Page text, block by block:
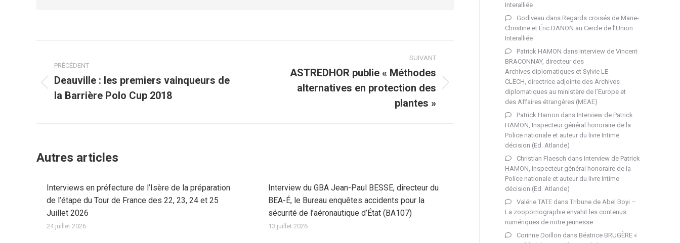
article
PRÉCÉDENT
précédent
Deauville : les premiers vainqueurs de
la Barrière Polo Cup 2018
SUIVANT
ASTREDHOR publie « Méthodes
alternatives en protection des
plantes »
Autres articles
Interviews en préfecture de l’Isère de la préparation
de l’étape du Tour de France des 22, 23, 24 et 25
Juillet 2026
24 juillet 2026
Interview du GBA Jean-Paul BESSE, directeur du
BEA-É, le Bureau enquêtes accidents pour la
sécurité de l’aéronautique d’État (BA107)
13 juillet 2026
Interalliée
Godiveau dans Regards croisés de Marie-
Christine et Éric DANON au Cercle de l’Union
Interalliée
Patrick HAMON dans Interview de Vincent
BRACONNAY, directeur des
Archives diplomatiques et Sylvie LE
CLECH, directrice adjointe des Archives
diplomatiques au ministère de l’Europe et
des Affaires étrangères (MEAE)
Patrick Hamon dans Interview de Patrick
HAMON, Inspecteur général honoraire de la
Police nationale et auteur du livre Intime
décision (Ed. Atlande)
Christian Flaesch dans Interview de Patrick
HAMON, Inspecteur général honoraire de la
Police nationale et auteur du livre Intime
décision (Ed. Atlande)
Valérie TATE dans Tribune de Abel Boyi –
La zoopornographie envahit les contenus
numériques de notre jeunesse
Corinne Doillon dans Béatrice BRUGÈRE «